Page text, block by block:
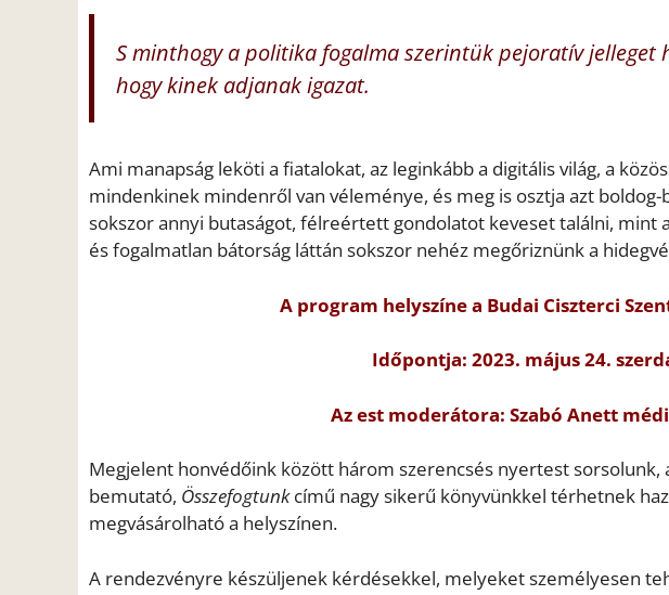
S minthogy a politika fogalma szerintük pejoratív jelleget
hogy kinek adjanak igazat.
Ami manapság leköti a fiatalokat, az leginkább a digitális világ, a
mindenkinek mindenről van véleménye, és meg is osztja azt
sokszor annyi butaságot, félreértett gondolatot keveset találni, mint
és fogalmatlan bátorság láttán sokszor nehéz megőriznünk a
A program helyszíne a Budai Ciszterci
Időpontja: 2023. május 24.
Az est moderátora: Szabó Anett
Megjelent honvédőink között három szerencsés nyertest
bemutató, Összefogtunkcímű nagy sikerű könyvünkkel térhetnek
megvásárolható a helyszínen.
A rendezvényre készüljenek kérdésekkel, melyeket személyesen